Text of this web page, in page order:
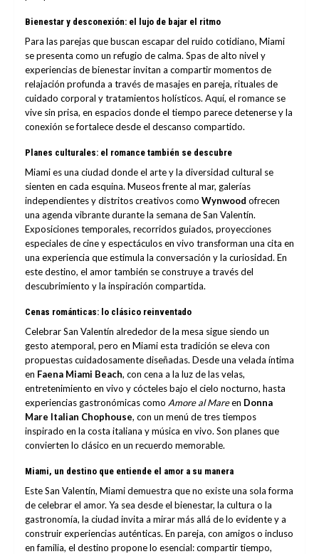
Bienestar y desconexión: el lujo de bajar el ritmo
Para las parejas que buscan escapar del ruido cotidiano, Miami
se presenta como un refugio de calma. Spas de alto nivel y
experiencias de bienestar invitan a compartir momentos de
relajación profunda a través de masajes en pareja, rituales de
cuidado corporal y tratamientos holísticos. Aquí, el romance se
vive sin prisa, en espacios donde el tiempo parece detenerse y la
conexión se fortalece desde el descanso compartido.
Planes culturales: el romance también se descubre
Miami es una ciudad donde el arte y la diversidad cultural se
sienten en cada esquina. Museos frente al mar, galerías
independientes y distritos creativos como Wynwood ofrecen
una agenda vibrante durante la semana de San Valentín.
Exposiciones temporales, recorridos guiados, proyecciones
especiales de cine y espectáculos en vivo transforman una cita en
una experiencia que estimula la conversación y la curiosidad. En
este destino, el amor también se construye a través del
descubrimiento y la inspiración compartida.
Cenas románticas: lo clásico reinventado
Celebrar San Valentín alrededor de la mesa sigue siendo un
gesto atemporal, pero en Miami esta tradición se eleva con
propuestas cuidadosamente diseñadas. Desde una velada íntima
en Faena Miami Beach, con cena a la luz de las velas,
entretenimiento en vivo y cócteles bajo el cielo nocturno, hasta
experiencias gastronómicas como Amore al Mareen Donna
Mare Italian Chophouse, con un menú de tres tiempos
inspirado en la costa italiana y música en vivo. Son planes que
convierten lo clásico en un recuerdo memorable.
Miami, un destino que entiende el amor a su manera
Este San Valentín, Miami demuestra que no existe una sola forma
de celebrar el amor. Ya sea desde el bienestar, la cultura o la
gastronomía, la ciudad invita a mirar más allá de lo evidente y a
construir experiencias auténticas. En pareja, con amigos o incluso
en familia, el destino propone lo esencial: compartir tiempo,